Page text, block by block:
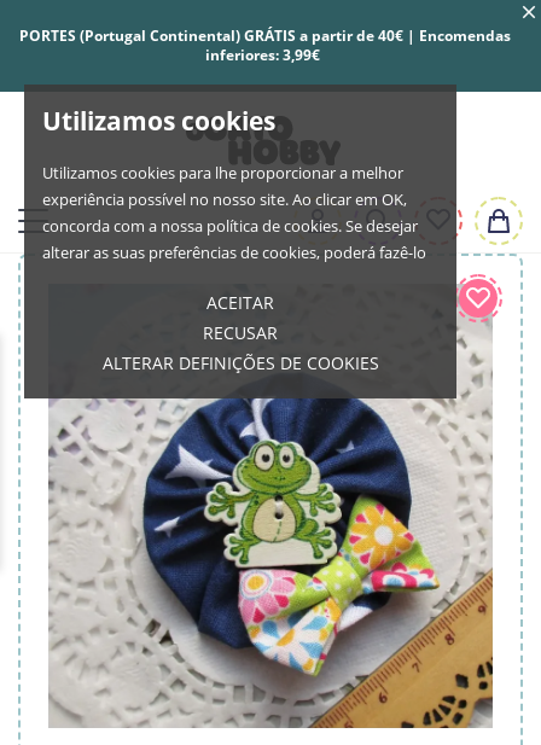
Utilizamos cookies
Utilizamos cookies para lhe proporcionar a melhor
experiência possível no nosso site. Ao clicar em OK,
concorda com a nossa política de cookies. Se desejar
alterar as suas preferências de cookies, poderá fazê-lo
ACEITAR
RECUSAR
ALTERAR DEFINIÇÕES DE COOKIES
PORTES (Portugal Continental) GRÁTIS a partir de 40€ | Encomendas
inferiores: 3,99€